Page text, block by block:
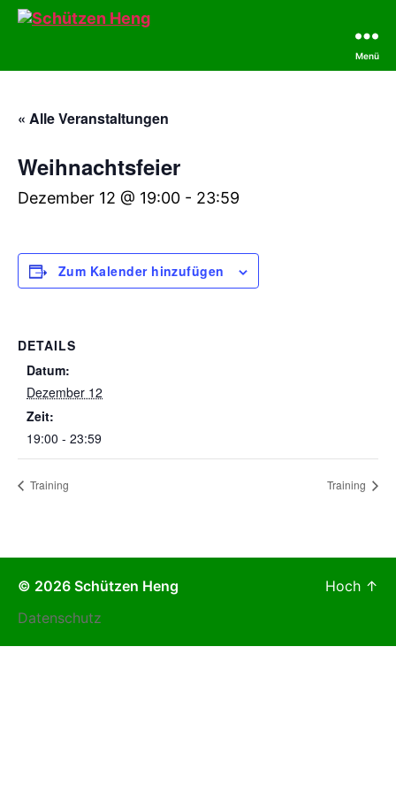
Schützen
Menü
« Alle Veranstaltungen
Weihnachtsfeier
Dezember 12 @ 19:00 - 23:59
Zum Kalender hinzufügen
DETAILS
Datum:
Dezember 12
Zeit:
19:00 - 23:59
Training Training
© 2026 Schützen Heng
Datenschutz
Hoch ↑